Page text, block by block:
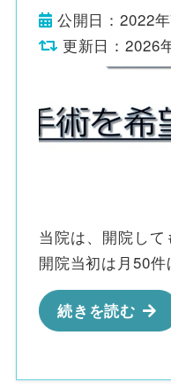
公開日：2022
更新日：2026
当院は、開院して
開院当初は月50
続きを読む